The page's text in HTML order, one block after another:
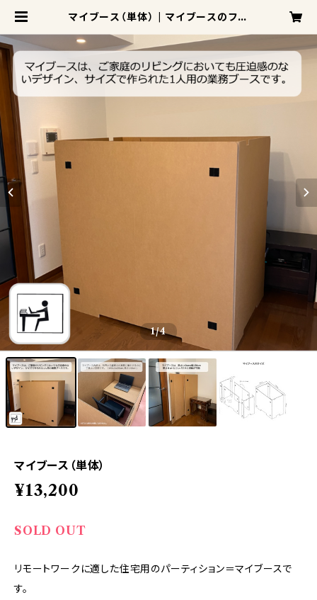
マイブース（単体） | マイブースのフジ
1/4
マイブース（単体）
¥13,200
SOLD OUT
リモートワークに適した住宅用のパーティション＝マイブースで
す。